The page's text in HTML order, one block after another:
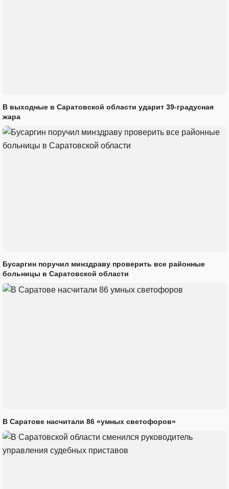
В выходные в Саратовской области ударит 39-градусная
жара
Бусаргин поручил минздраву проверить все районные
больницы в Саратовской области
В Саратове насчитали 86 «умных светофоров»